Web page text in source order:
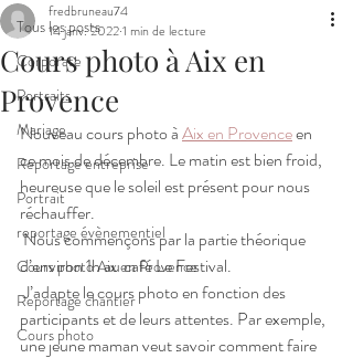
Tous les posts
Corporate
Portraits
Mariage
Reportage entreprise
Portrait
reportage évènementiel
Cours photo Aix en Provence
Reportage chantier
Cours photo
Cours photo à Aix en
Provence
fredbruneau74
14 janv. 20221 min de lecture
Nouveau cours photo à Aix en Provence en
ce mois de décembre. Le matin est bien froid,
heureuse que le soleil est présent pour nous
réchauffer.
Nous commençons par la partie théorique
d’environ 1h au café Le Festival.
J’adapte le cours photo en fonction des
participants et de leurs attentes. Par exemple,
une jeune maman veut savoir comment faire